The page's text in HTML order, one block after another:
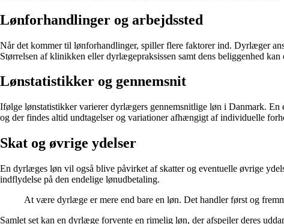
Lønforhandlinger og arbejdssted
Når det kommer til lønforhandlinger, spiller flere faktorer ind. Dyrlæger
Størrelsen af klinikken eller dyrlægepraksissen samt dens beliggenhed
Lønstatistikker og gennemsnit
Ifølge lønstatistikker varierer dyrlægers gennemsnitlige løn i Danmark.
og der findes altid undtagelser og variationer afhængigt af individuelle
Skat og øvrige ydelser
En dyrlæges løn vil også blive påvirket af skatter og eventuelle øvrige
indflydelse på den endelige lønudbetaling.
At være dyrlæge er mere end bare en løn. Det handler først og
Samlet set kan en dyrlæge forvente en rimelig løn, der afspejler deres